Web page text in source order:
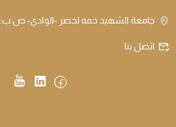
جامعة الشهيد حمه لخضر -الوادي- ص.ب: 789 الوادي الجزائر
اتصل بنا